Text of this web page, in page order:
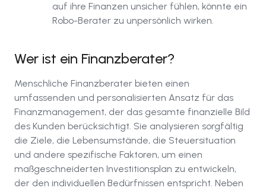
auf ihre Finanzen unsicher fühlen, könnte ein
Robo-Berater zu unpersönlich wirken.
Wer ist ein Finanzberater?
Menschliche Finanzberater bieten einen
umfassenden und personalisierten Ansatz für das
Finanzmanagement, der das gesamte finanzielle Bild
des Kunden berücksichtigt. Sie analysieren sorgfältig
die Ziele, die Lebensumstände, die Steuersituation
und andere spezifische Faktoren, um einen
maßgeschneiderten Investitionsplan zu entwickeln,
der den individuellen Bedürfnissen entspricht. Neben